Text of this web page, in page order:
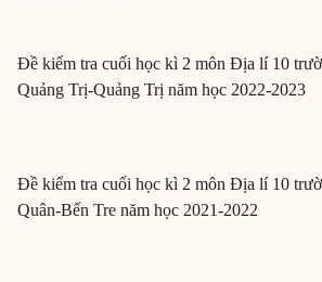
Đề kiểm tra cuối học kì 2 môn Địa lí 10
Quảng Trị-Quảng Trị năm học 2022-2023
Đề kiểm tra cuối học kì 2 môn Địa lí 10
Quân-Bến Tre năm học 2021-2022